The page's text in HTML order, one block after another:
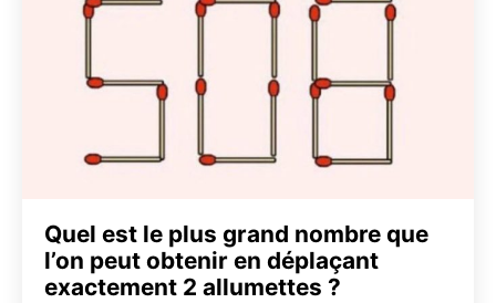
Quel est le plus grand nombre que
l’on peut obtenir en déplaçant
exactement 2 allumettes ?